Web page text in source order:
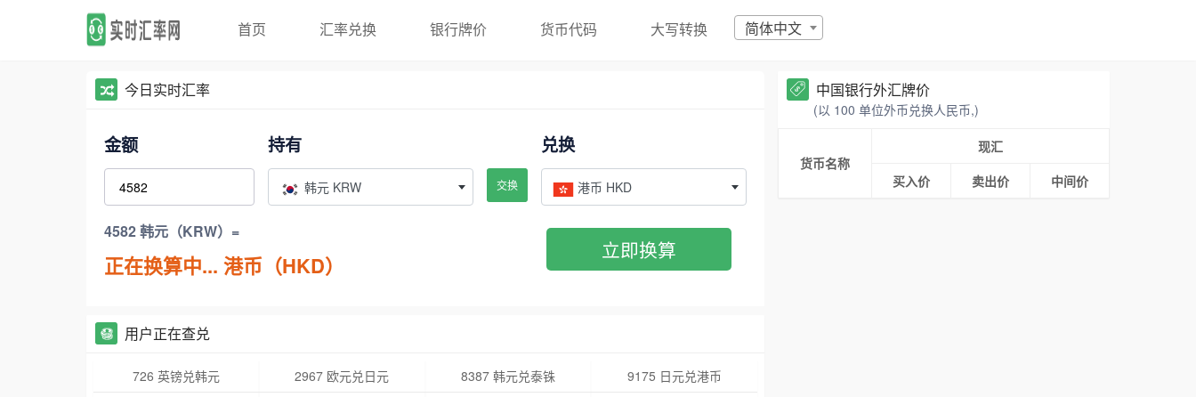
首页 汇率兑换 银行牌价 货币代码 大写转换 简体中文
今日实时汇率
金额 持有
韩元 KRW 交换
兑换
港币 HKD
4582 韩元（KRW）=
正在换算中... 港币（HKD）
立即换算
用户正在查兑
726 英镑兑韩元 2967 欧元兑日元 8387 韩元兑泰铢
9175 日元兑港币
中国银行外汇牌价
(以 100 单位外币兑换人民币,)
货币名称
现汇
买入价
卖出价 中间价